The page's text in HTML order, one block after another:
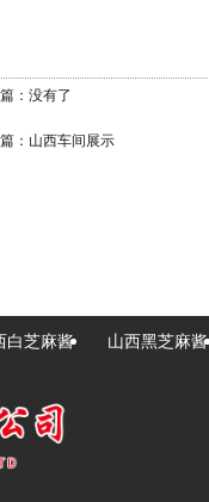
：没有了
： 山西车间展示
白芝麻酱 山西黑芝麻酱